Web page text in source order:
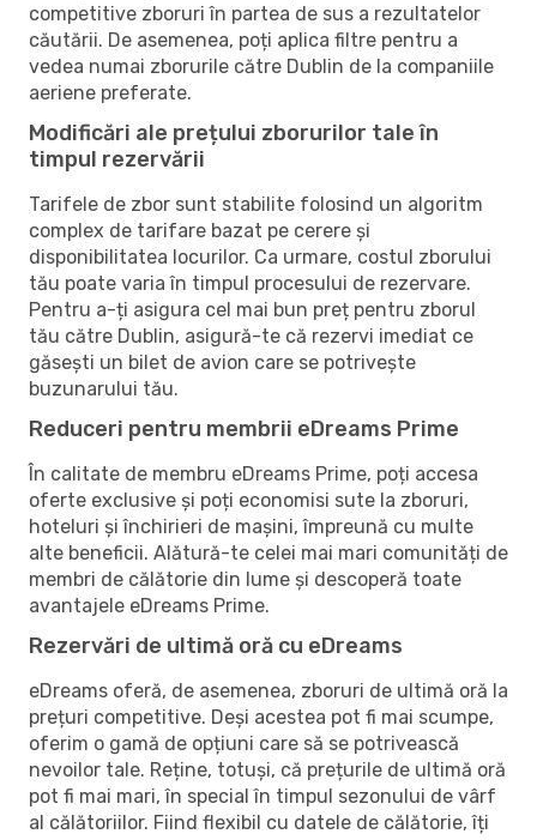
competitive zboruri în partea de sus a rezultatelor
căutării. De asemenea, poți aplica filtre pentru a
vedea numai zborurile către Dublin de la companiile
aeriene preferate.
Modificări ale prețului zborurilor tale în
timpul rezervării
Tarifele de zbor sunt stabilite folosind un algoritm
complex de tarifare bazat pe cerere și
disponibilitatea locurilor. Ca urmare, costul zborului
tău poate varia în timpul procesului de rezervare.
Pentru a-ți asigura cel mai bun preț pentru zborul
tău către Dublin, asigură-te că rezervi imediat ce
găsești un bilet de avion care se potrivește
buzunarului tău.
Reduceri pentru membrii eDreams Prime
În calitate de membru eDreams Prime, poți accesa
oferte exclusive și poți economisi sute la zboruri,
hoteluri și închirieri de mașini, împreună cu multe
alte beneficii. Alătură-te celei mai mari comunități de
membri de călătorie din lume și descoperă toate
avantajele eDreams Prime.
Rezervări de ultimă oră cu eDreams
eDreams oferă, de asemenea, zboruri de ultimă oră la
prețuri competitive. Deși acestea pot fi mai scumpe,
oferim o gamă de opțiuni care să se potrivească
nevoilor tale. Reține, totuși, că prețurile de ultimă oră
pot fi mai mari, în special în timpul sezonului de vârf
al călătoriilor. Fiind flexibil cu datele de călătorie, îți